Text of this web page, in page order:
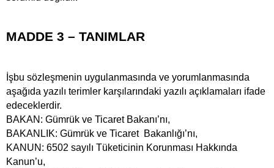
MADDE 3 – TANIMLAR
İşbu sözleşmenin uygulanmasında ve yorumlanmasında
aşağıda yazılı terimler karşılarındaki yazılı açıklamaları ifade
edeceklerdir.
BAKAN: Gümrük ve Ticaret Bakanı’nı,
BAKANLIK: Gümrük ve Ticaret Bakanlığı’nı,
KANUN: 6502 sayılı Tüketicinin Korunması Hakkında
Kanun’u,